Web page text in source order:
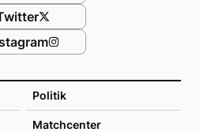
Politik
Matchcenter